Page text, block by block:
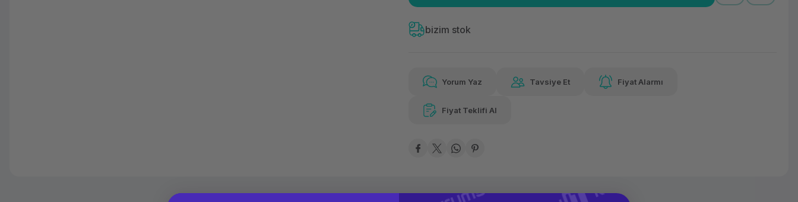
Kolay iade imkanı
Güvenilir Alışveriş
Kolay iade imkanı
2.552,29 TL
Havalelerde
bizim stok
Yorum Yaz Tavsiye Et Fiyat Alarmı
Fiyat Teklifi Al